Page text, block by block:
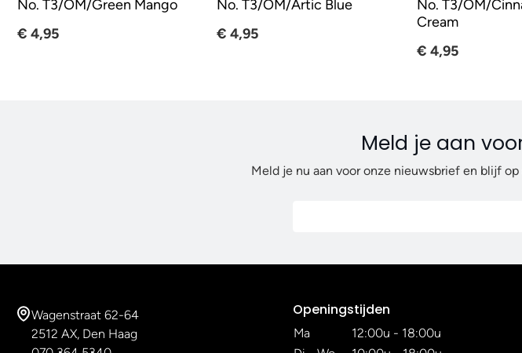
No. T3/OM/Green Mango
€ 4,95
No. T3/OM/Artic Blue
€ 4,95
No. T3/OM/
Cream
€ 4,95
Meld je aan
Meld je nu aan voor onze nieuwsbrief en blijf
Wagenstraat 62-64
2512 AX, Den Haag
Openingstijden
Ma
12:00u - 18:00u